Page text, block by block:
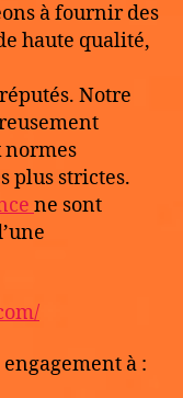
à fournir des
haute qualité,
réputés. Notre
normes
plus strictes.
ne sont
à :